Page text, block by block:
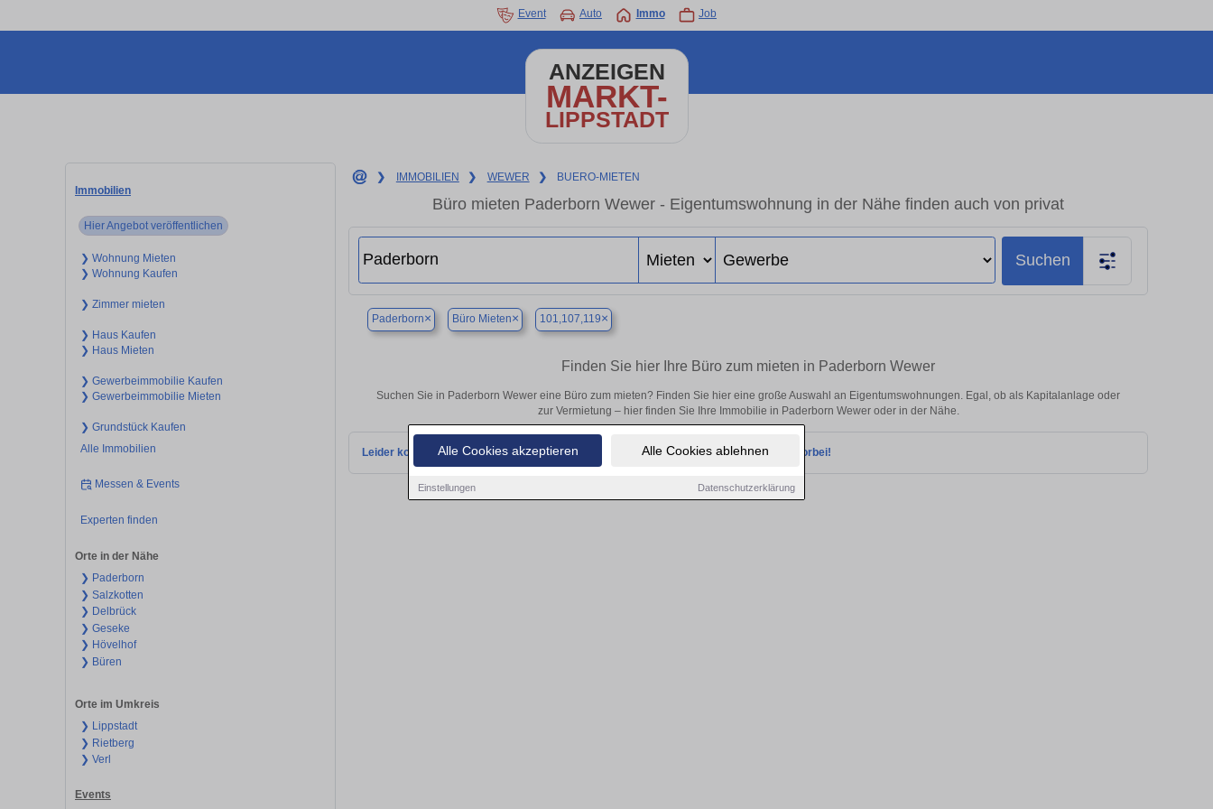
Alle Cookies akzeptieren Alle Cookies ablehnen
Einstellungen Datenschutzerklärung
Event Auto Immo Job
ANZEIGEN
MARKT-
LIPPSTADT
Immobilien
Hier Angebot veröffentlichen
❯ Wohnung Mieten
❯ Wohnung Kaufen
❯ Zimmer mieten
❯ Haus Kaufen
❯ Haus Mieten
❯ Gewerbeimmobilie Kaufen
❯ Gewerbeimmobilie Mieten
❯ Grundstück Kaufen
Alle Immobilien
Messen & Events
Experten finden
Orte in der Nähe
❯ Paderborn
❯ Salzkotten
❯ Delbrück
❯ Geseke
❯ Hövelhof
❯ Büren
Orte im Umkreis
❯ Lippstadt
❯ Rietberg
❯ Verl
Events
❯ IMMOBILIEN ❯ WEWER ❯ BUERO-MIETEN
Büro mieten Paderborn Wewer - Eigentumswohnung in der Nähe finden auch von privat
Suchen
Paderborn× Büro Mieten× 101,107,119×
Finden Sie hier Ihre Büro zum mieten in Paderborn Wewer
Suchen Sie in Paderborn Wewer eine Büro zum mieten? Finden Sie hier eine große Auswahl an Eigentumswohnungen. Egal, ob als Kapitalanlage oder
zur Vermietung – hier finden Sie Ihre Immobilie in Paderborn Wewer oder in der Nähe.
Leider konnten wir derzeit keine passenden Objekte finden. Schauen Sie bald wieder vorbei!